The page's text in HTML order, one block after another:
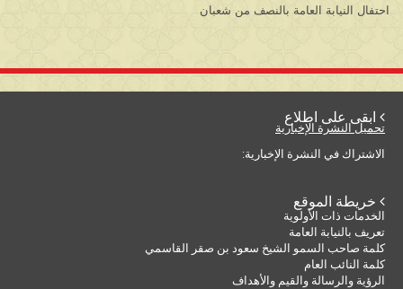
احتفال النيابة العامة بالنصف من شعبان
 ابقى على اطلاع
تحميل النشرة الإخبارية
الاشتراك في النشرة الإخبارية:
 خريطة الموقع
الخدمات ذات الأولوية
تعريف بالنيابة العامة
كلمة صاحب السمو الشيخ سعود بن صقر القاسمي
كلمة النائب العام
الرؤية والرسالة والقيم والأهداف